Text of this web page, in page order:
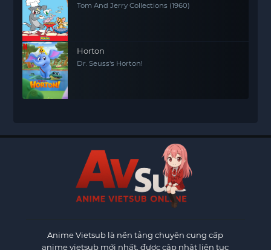
Tom And Jerry Collections (1960)
Horton
Dr. Seuss's Horton!
Anime Vietsub là nền tảng chuyên cung cấp
anime vietsub mới nhất, được cập nhật liên tục